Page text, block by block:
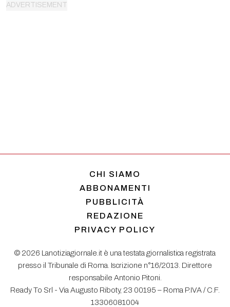
CHI SIAMO
ABBONAMENTI
PUBBLICITÀ
REDAZIONE
PRIVACY POLICY
© 2026 Lanotiziagiornale.it è una testata giornalistica registrata
presso il Tribunale di Roma. Iscrizione n°16/2013. Direttore
responsabile Antonio Pitoni.
Ready To Srl - Via Augusto Riboty, 23 00195 – Roma P.IVA / C.F.
13306081004